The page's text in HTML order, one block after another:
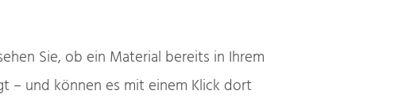
Sie, ob ein Material bereits in Ihrem
– und können es mit einem Klick dort